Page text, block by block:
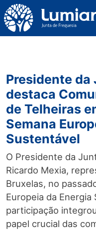
Observação:
este
site
de
acessibilidade.
Skip
to
content
Junta de Freguesia
Presidente da
destaca
de Telheiras
Semana
Sustentável
O Presidente da
Ricardo Mexia,
Bruxelas, no
Europeia da
participação
papel crucial das